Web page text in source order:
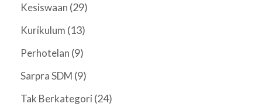
Kesiswaan (29)
Kurikulum (13)
Perhotelan (9)
Sarpra SDM (9)
Tak Berkategori (24)